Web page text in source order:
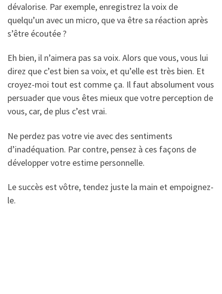
dévalorise. Par exemple, enregistrez la voix de
quelqu’un avec un micro, que va être sa réaction après
s’être écoutée ?
Eh bien, il n’aimera pas sa voix. Alors que vous, vous lui
direz que c’est bien sa voix, et qu’elle est très bien. Et
croyez-moi tout est comme ça. Il faut absolument vous
persuader que vous êtes mieux que votre perception de
vous, car, de plus c’est vrai.
Ne perdez pas votre vie avec des sentiments
d’inadéquation. Par contre, pensez à ces façons de
développer votre estime personnelle.
Le succès est vôtre, tendez juste la main et empoignez-
le.